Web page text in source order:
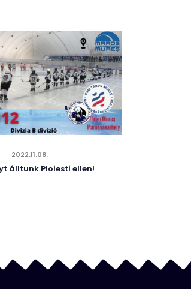
2022.11.08.
álltunk Ploiesti ellen!